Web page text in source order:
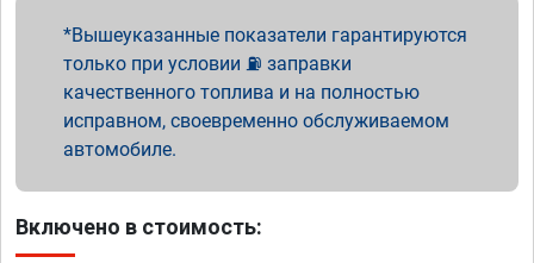
Вышеуказанные показатели гарантируются
только при условии ⛽ заправки
качественного топлива и на полностью
исправном, своевременно обслуживаемом
автомобиле.
Включено в стоимость: